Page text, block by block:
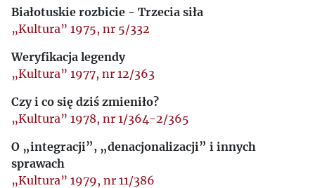
Białotuskie rozbicie - Trzecia siła
„Kultura” 1975, nr 5/332
Weryfikacja legendy
„Kultura” 1977, nr 12/363
Czy i co się dziś zmieniło?
„Kultura” 1978, nr 1/364-2/365
O „integracji”, „denacjonalizacji” i innych
sprawach
„Kultura” 1979, nr 11/386